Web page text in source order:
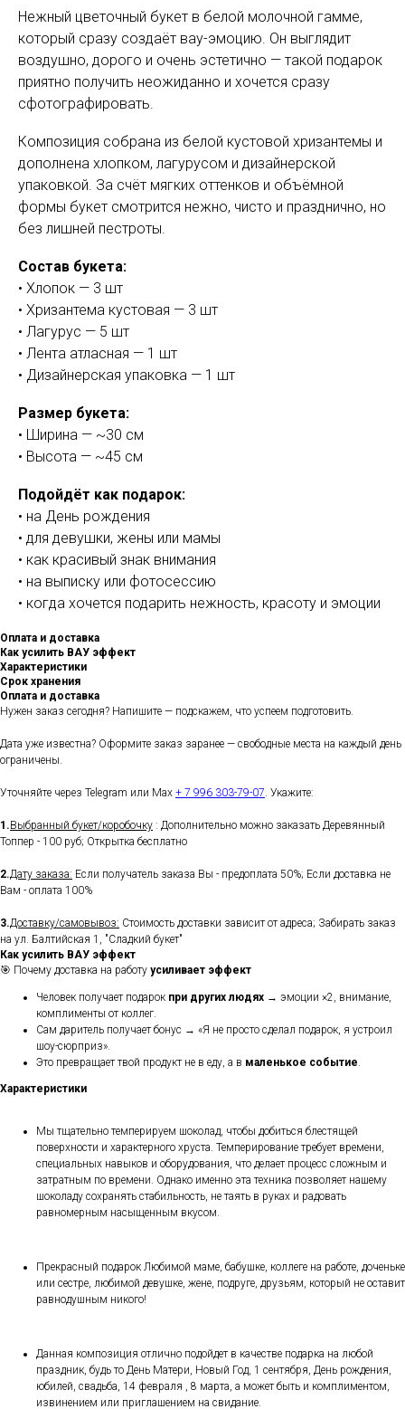
Нежный цветочный букет в белой молочной гамме,
который сразу создаёт вау-эмоцию. Он выглядит
воздушно, дорого и очень эстетично — такой подарок
приятно получить неожиданно и хочется сразу
сфотографировать.
Композиция собрана из белой кустовой хризантемы и
дополнена хлопком, лагурусом и дизайнерской
упаковкой. За счёт мягких оттенков и объёмной
формы букет смотрится нежно, чисто и празднично, но
без лишней пестроты.
Состав букета:
• Хлопок — 3 шт
• Хризантема кустовая — 3 шт
• Лагурус — 5 шт
• Лента атласная — 1 шт
• Дизайнерская упаковка — 1 шт
Размер букета:
• Ширина — ~30 см
• Высота — ~45 см
Подойдёт как подарок:
• на День рождения
• для девушки, жены или мамы
• как красивый знак внимания
• на выписку или фотосессию
• когда хочется подарить нежность, красоту и эмоции
Оплата и доставка
Как усилить ВАУ эффект
Характеристики
Срок хранения
Оплата и доставка
Нужен заказ сегодня? Напишите — подскажем, что успеем подготовить.
Дата уже известна? Оформите заказ заранее — свободные места на каждый день
ограничены.
Уточняйте через Telegram или Max + 7 996 303-79-07. Укажите:
1.Выбранный букет/коробочку : Дополнительно можно заказать Деревянный
Топпер - 100 руб; Открытка бесплатно
2.Дату заказа: Если получатель заказа Вы - предоплата 50%; Если доставка не
Вам - оплата 100%
3.Доставку/самовывоз: Стоимость доставки зависит от адреса; Забирать заказ
на ул. Балтийская 1, "Сладкий букет"
Как усилить ВАУ эффект
🎯 Почему доставка на работу усиливает эффект
Человек получает подарок при других людях → эмоции ×2, внимание,
комплименты от коллег.
Сам даритель получает бонус → «Я не просто сделал подарок, я устроил
шоу-сюрприз».
Это превращает твой продукт не в еду, а в маленькое событие.
Характеристики
Мы тщательно темперируем шоколад, чтобы добиться блестящей
поверхности и характерного хруста. Темперирование требует времени,
специальных навыков и оборудования, что делает процесс сложным и
затратным по времени. Однако именно эта техника позволяет нашему
шоколаду сохранять стабильность, не таять в руках и радовать
равномерным насыщенным вкусом.
Прекрасный подарок Любимой маме, бабушке, коллеге на работе, доченьке
или сестре, любимой девушке, жене, подруге, друзьям, который не оставит
равнодушным никого!
Данная композиция отлично подойдет в качестве подарка на любой
праздник, будь то День Матери, Новый Год, 1 сентября, День рождения,
юбилей, свадьба, 14 февраля , 8 марта, а может быть и комплиментом,
извинением или приглашением на свидание.